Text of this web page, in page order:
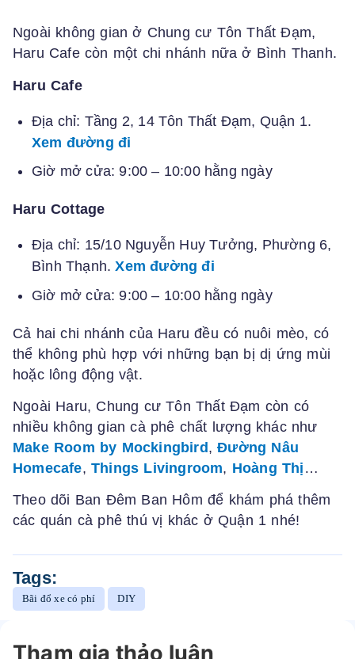
Ngoài không gian ở Chung cư Tôn Thất Đạm,
Haru Cafe còn một chi nhánh nữa ở Bình Thanh.
Haru Cafe
Địa chỉ: Tầng 2, 14 Tôn Thất Đạm, Quận 1.
Xem đường đi
Giờ mở cửa: 9:00 – 10:00 hằng ngày
Haru Cottage
Địa chỉ: 15/10 Nguyễn Huy Tưởng, Phường 6,
Bình Thạnh.Xem đường đi
Giờ mở cửa: 9:00 – 10:00 hằng ngày
Cả hai chi nhánh của Haru đều có nuôi mèo, có
thể không phù hợp với những bạn bị dị ứng mùi
hoặc lông động vật.
Ngoài Haru, Chung cư Tôn Thất Đạm còn có
nhiều không gian cà phê chất lượng khác như
Make Room by Mockingbird ,Đường Nâu
Homecafe,Things Livingroom, Hoàng Thị …
Theo dõi Ban Đêm Ban Hôm để khám phá thêm
các quán cà phê thú vị khác ở Quận 1 nhé!
Tags:
Bãi đổ xe có phí DIY
Tham gia thảo luận